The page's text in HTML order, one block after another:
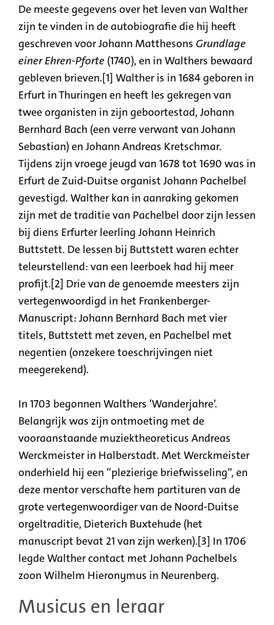
De meeste gegevens over het leven van Walther
zijn te vinden in de autobiografie die hij heeft
geschreven voor Johann Matthesons Grundlage
einer Ehren-Pforte (1740), en in Walthers bewaard
gebleven brieven.[1] Walther is in 1684 geboren in
Erfurt in Thuringen en heeft les gekregen van
twee organisten in zijn geboortestad, Johann
Bernhard Bach (een verre verwant van Johann
Sebastian) en Johann Andreas Kretschmar.
Tijdens zijn vroege jeugd van 1678 tot 1690 was in
Erfurt de Zuid-Duitse organist Johann Pachelbel
gevestigd. Walther kan in aanraking gekomen
zijn met de traditie van Pachelbel door zijn lessen
bij diens Erfurter leerling Johann Heinrich
Buttstett. De lessen bij Buttstett waren echter
teleurstellend: van een leerboek had hij meer
profijt.[2] Drie van de genoemde meesters zijn
vertegenwoordigd in het Frankenberger-
Manuscript: Johann Bernhard Bach met vier
titels, Buttstett met zeven, en Pachelbel met
negentien (onzekere toeschrijvingen niet
meegerekend).
In 1703 begonnen Walthers ‘Wanderjahre’.
Belangrijk was zijn ontmoeting met de
vooraanstaande muziektheoreticus Andreas
Werckmeister in Halberstadt. Met Werckmeister
onderhield hij een “plezierige briefwisseling”, en
deze mentor verschafte hem partituren van de
grote vertegenwoordiger van de Noord-Duitse
orgeltraditie, Dieterich Buxtehude (het
manuscript bevat 21 van zijn werken).[3] In 1706
legde Walther contact met Johann Pachelbels
zoon Wilhelm Hieronymus in Neurenberg.
Musicus en leraar